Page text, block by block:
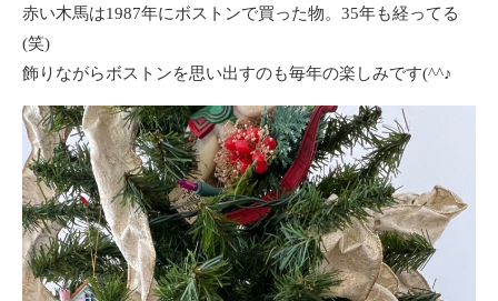
赤い木馬は1987年にボストンで買った物。35年も経ってる
(笑)
飾りながらボストンを思い出すのも毎年の楽しみです(^^♪